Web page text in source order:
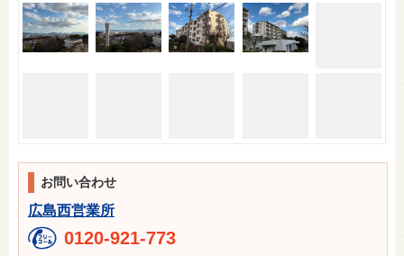
お問い合わせ
広島西営業所
0120-921-773